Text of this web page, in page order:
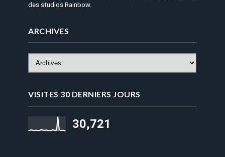
des studios Rainbow.
ARCHIVES
VISITES 30 DERNIERS JOURS
30,721